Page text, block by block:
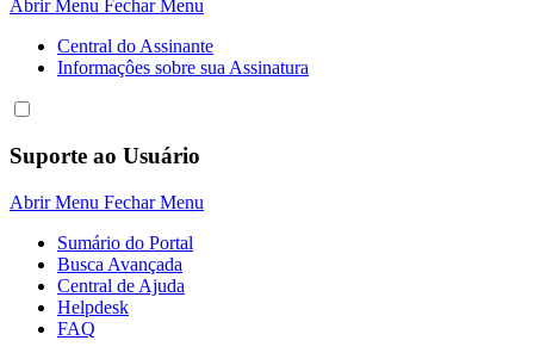
Abrir Menu Fechar Menu
Central do Assinante
Informaçôes sobre sua Assinatura
Suporte ao Usuário
Abrir Menu Fechar Menu
Sumário do Portal
Busca Avançada
Central de Ajuda
Helpdesk
FAQ